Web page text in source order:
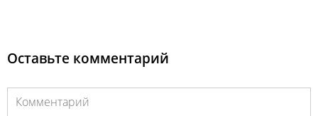
Оставьте комментарий